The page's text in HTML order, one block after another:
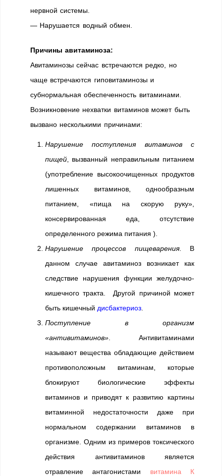
нервной системы.
— Нарушается водный обмен.
Причины авитаминоза:
Авитаминозы сейчас встречаются редко, но
чаще встречаются гиповитаминозы и
субнормальная обеспеченность витаминами.
Возникновение нехватки витаминов может быть
вызвано несколькими причинами:
Нарушение поступления витаминов с
пищей , вызванный неправильным питанием
(употребление высокоочищенных продуктов
лишенных витаминов, однообразным
питанием, «пища на скорую руку»,
консервированная еда, отсутствие
определенного режима питания ).
Нарушение процессов пищеварения. В
данном случае авитаминоз возникает как
следствие нарушения функции желудочно-
кишечного тракта. Другой причиной может
быть кишечный дисбактериоз
Поступление в организм
«антивитаминов» . Антивитаминами
называют вещества обладающие действием
противоположным витаминам, которые
блокируют биологические эффекты
витаминов и приводят к развитию картины
витаминной недостаточности даже при
нормальном содержании витаминов в
организме. Одним из примеров токсического
действия антивитаминов является
отравление антагонистами витамина К